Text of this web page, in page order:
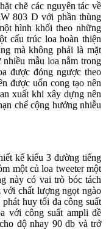
chẽ các nguyên tác về
803 D với phần thùng
hình khối theo những
cấu trúc loa hoàn thiện
mà không phải là mặt
mẫu loa nằm trong
được đóng ngược theo
được uốn cong tạo nên
xuất khi xây dựng nên
chế cộng hưởng nhiễu
kế kiểu 3 đường tiếng
một củ loa tweeter một
này có vai trò bóc tách
chất lượng ngọt ngào
huy tối đa công suất
với công suất ampli đề
độ nhay 90 db và trở